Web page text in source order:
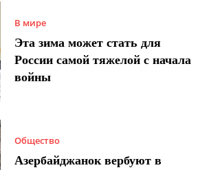
В мире
Эта зима может стать для
России самой тяжелой с начала
войны
Общество
Азербайджанок вербуют в